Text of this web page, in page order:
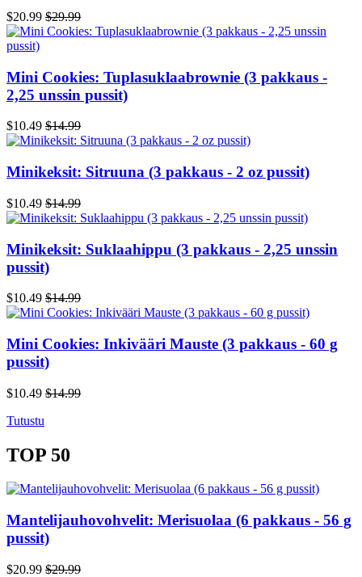
$20.99 $29.99
Mini Cookies: Tuplasuklaabrownie (3 pakkaus -
2,25 unssin pussit)
$10.49 $14.99
Minikeksit: Sitruuna (3 pakkaus - 2 oz pussit)
$10.49 $14.99
Minikeksit: Suklaahippu (3 pakkaus - 2,25 unssin
pussit)
$10.49 $14.99
Mini Cookies: Inkivääri Mauste (3 pakkaus - 60 g
pussit)
$10.49 $14.99
Tutustu
TOP 50
Mantelijauhovohvelit: Merisuolaa (6 pakkaus - 56 g
pussit)
$20.99 $29.99